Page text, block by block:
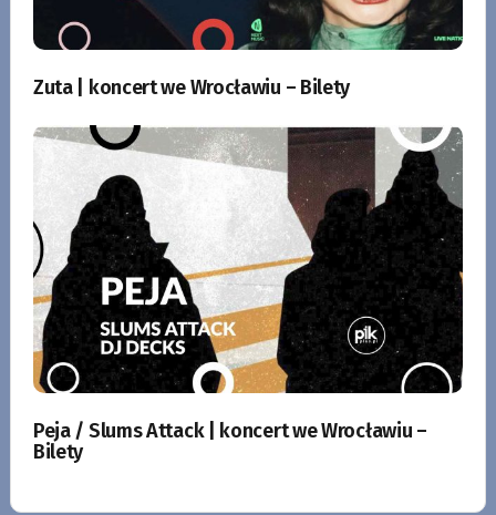
Zuta | koncert we Wrocławiu – Bilety
Peja / Slums Attack | koncert we Wrocławiu –
Bilety